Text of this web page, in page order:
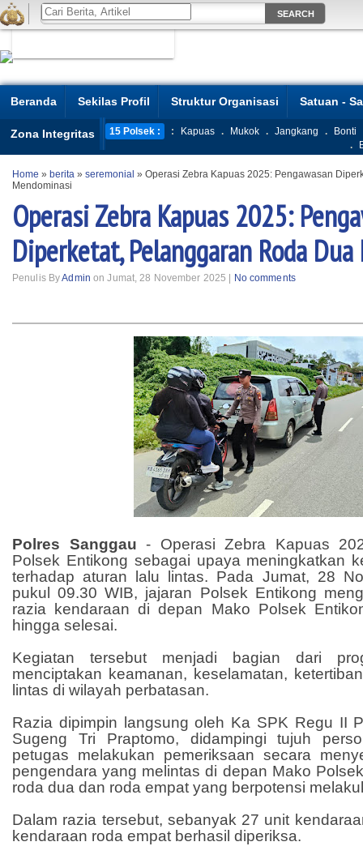
Beranda Sekilas Profil Struktur Organisasi Satuan -
Zona Integritas 15 Polsek : : Kapuas . Mukok . Jangkang .
Bonti
.
Home » berita » seremonial » Operasi Zebra Kapuas 2025: Pengawasan
Mendominasi
Operasi Zebra Kapuas 2025:
Diperketat, Pelanggaran Roda
Penulis ByAdmin on Jumat, 28 November 2025 | No comments
Polres Sanggau - Operasi Zebra Kapuas
Polsek Entikong sebagai upaya meningkatkan
terhadap aturan lalu lintas. Pada Jumat, 28
pukul 09.30 WIB, jajaran Polsek Entikong
razia kendaraan di depan Mako Polsek
hingga selesai.
Kegiatan tersebut menjadi bagian dari
menciptakan keamanan, keselamatan,
lintas di wilayah perbatasan.
Razia dipimpin langsung oleh Ka SPK Regu II
Sugeng Tri Praptomo, didampingi tujuh
petugas melakukan pemeriksaan secara
pengendara yang melintas di depan Mako
roda dua dan roda empat yang berpotensi
Dalam razia tersebut, sebanyak 27 unit
kendaraan roda empat berhasil diperiksa.